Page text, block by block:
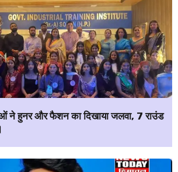
ने हुनर और फैशन का दिखाया जलवा, 7 राउंड